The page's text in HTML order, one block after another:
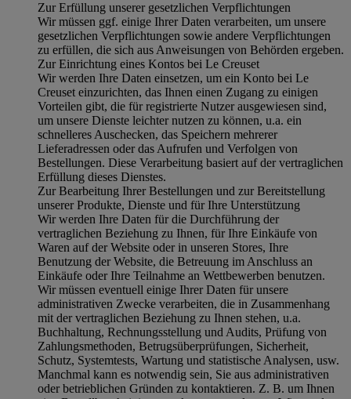
Zur Erfüllung unserer gesetzlichen Verpflichtungen
Wir müssen ggf. einige Ihrer Daten verarbeiten, um unsere
gesetzlichen Verpflichtungen sowie andere Verpflichtungen
zu erfüllen, die sich aus Anweisungen von Behörden ergeben.
Zur Einrichtung eines Kontos bei Le Creuset
Wir werden Ihre Daten einsetzen, um ein Konto bei Le
Creuset einzurichten, das Ihnen einen Zugang zu einigen
Vorteilen gibt, die für registrierte Nutzer ausgewiesen sind,
um unsere Dienste leichter nutzen zu können, u.a. ein
schnelleres Auschecken, das Speichern mehrerer
Lieferadressen oder das Aufrufen und Verfolgen von
Bestellungen. Diese Verarbeitung basiert auf der vertraglichen
Erfüllung dieses Dienstes.
Zur Bearbeitung Ihrer Bestellungen und zur Bereitstellung
unserer Produkte, Dienste und für Ihre Unterstützung
Wir werden Ihre Daten für die Durchführung der
vertraglichen Beziehung zu Ihnen, für Ihre Einkäufe von
Waren auf der Website oder in unseren Stores, Ihre
Benutzung der Website, die Betreuung im Anschluss an
Einkäufe oder Ihre Teilnahme an Wettbewerben benutzen.
Wir müssen eventuell einige Ihrer Daten für unsere
administrativen Zwecke verarbeiten, die in Zusammenhang
mit der vertraglichen Beziehung zu Ihnen stehen, u.a.
Buchhaltung, Rechnungsstellung und Audits, Prüfung von
Zahlungsmethoden, Betrugsüberprüfungen, Sicherheit,
Schutz, Systemtests, Wartung und statistische Analysen, usw.
Manchmal kann es notwendig sein, Sie aus administrativen
oder betrieblichen Gründen zu kontaktieren. Z. B. um Ihnen